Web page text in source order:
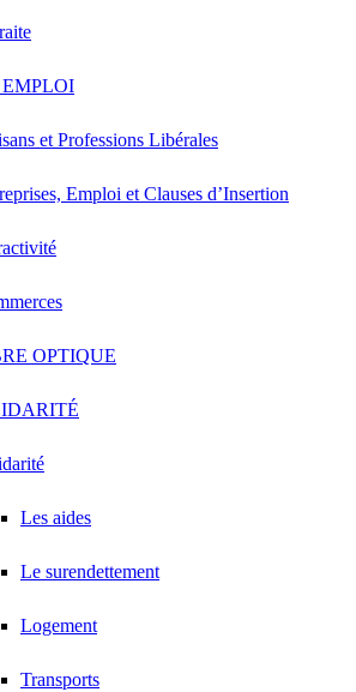
et Professions Libérales
Emploi et Clauses d’Insertion
OPTIQUE
Les aides
Le surendettement
Logement
Transports